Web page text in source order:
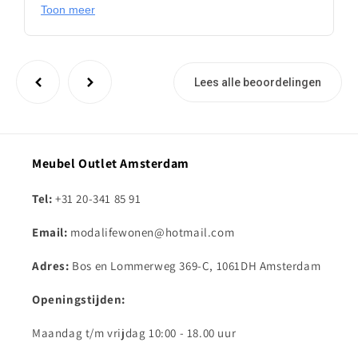
Toon meer
Lees alle beoordelingen
Meubel Outlet Amsterdam
Tel: +31 20-341 85 91
Email: modalifewonen@hotmail.com
Adres: Bos en Lommerweg 369-C, 1061DH Amsterdam
Openingstijden:
Maandag t/m vrijdag 10:00 - 18.00 uur